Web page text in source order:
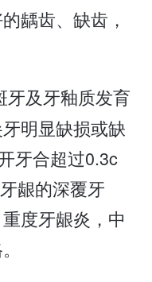
龋齿、缺齿，
牙及牙釉质发育
明显缺损或缺
牙合超过0.3c
龈的深覆牙
度牙龈炎，中